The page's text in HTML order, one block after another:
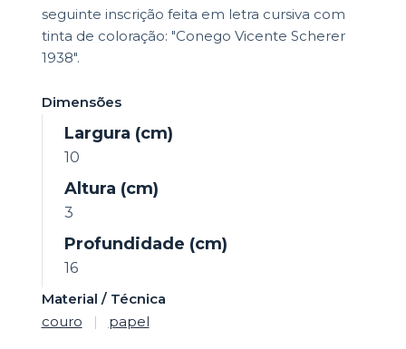
seguinte inscrição feita em letra cursiva com
tinta de coloração: "Conego Vicente Scherer
1938".
Dimensões
Largura (cm)
10
Altura (cm)
3
Profundidade (cm)
16
Material / Técnica
couro
| papel